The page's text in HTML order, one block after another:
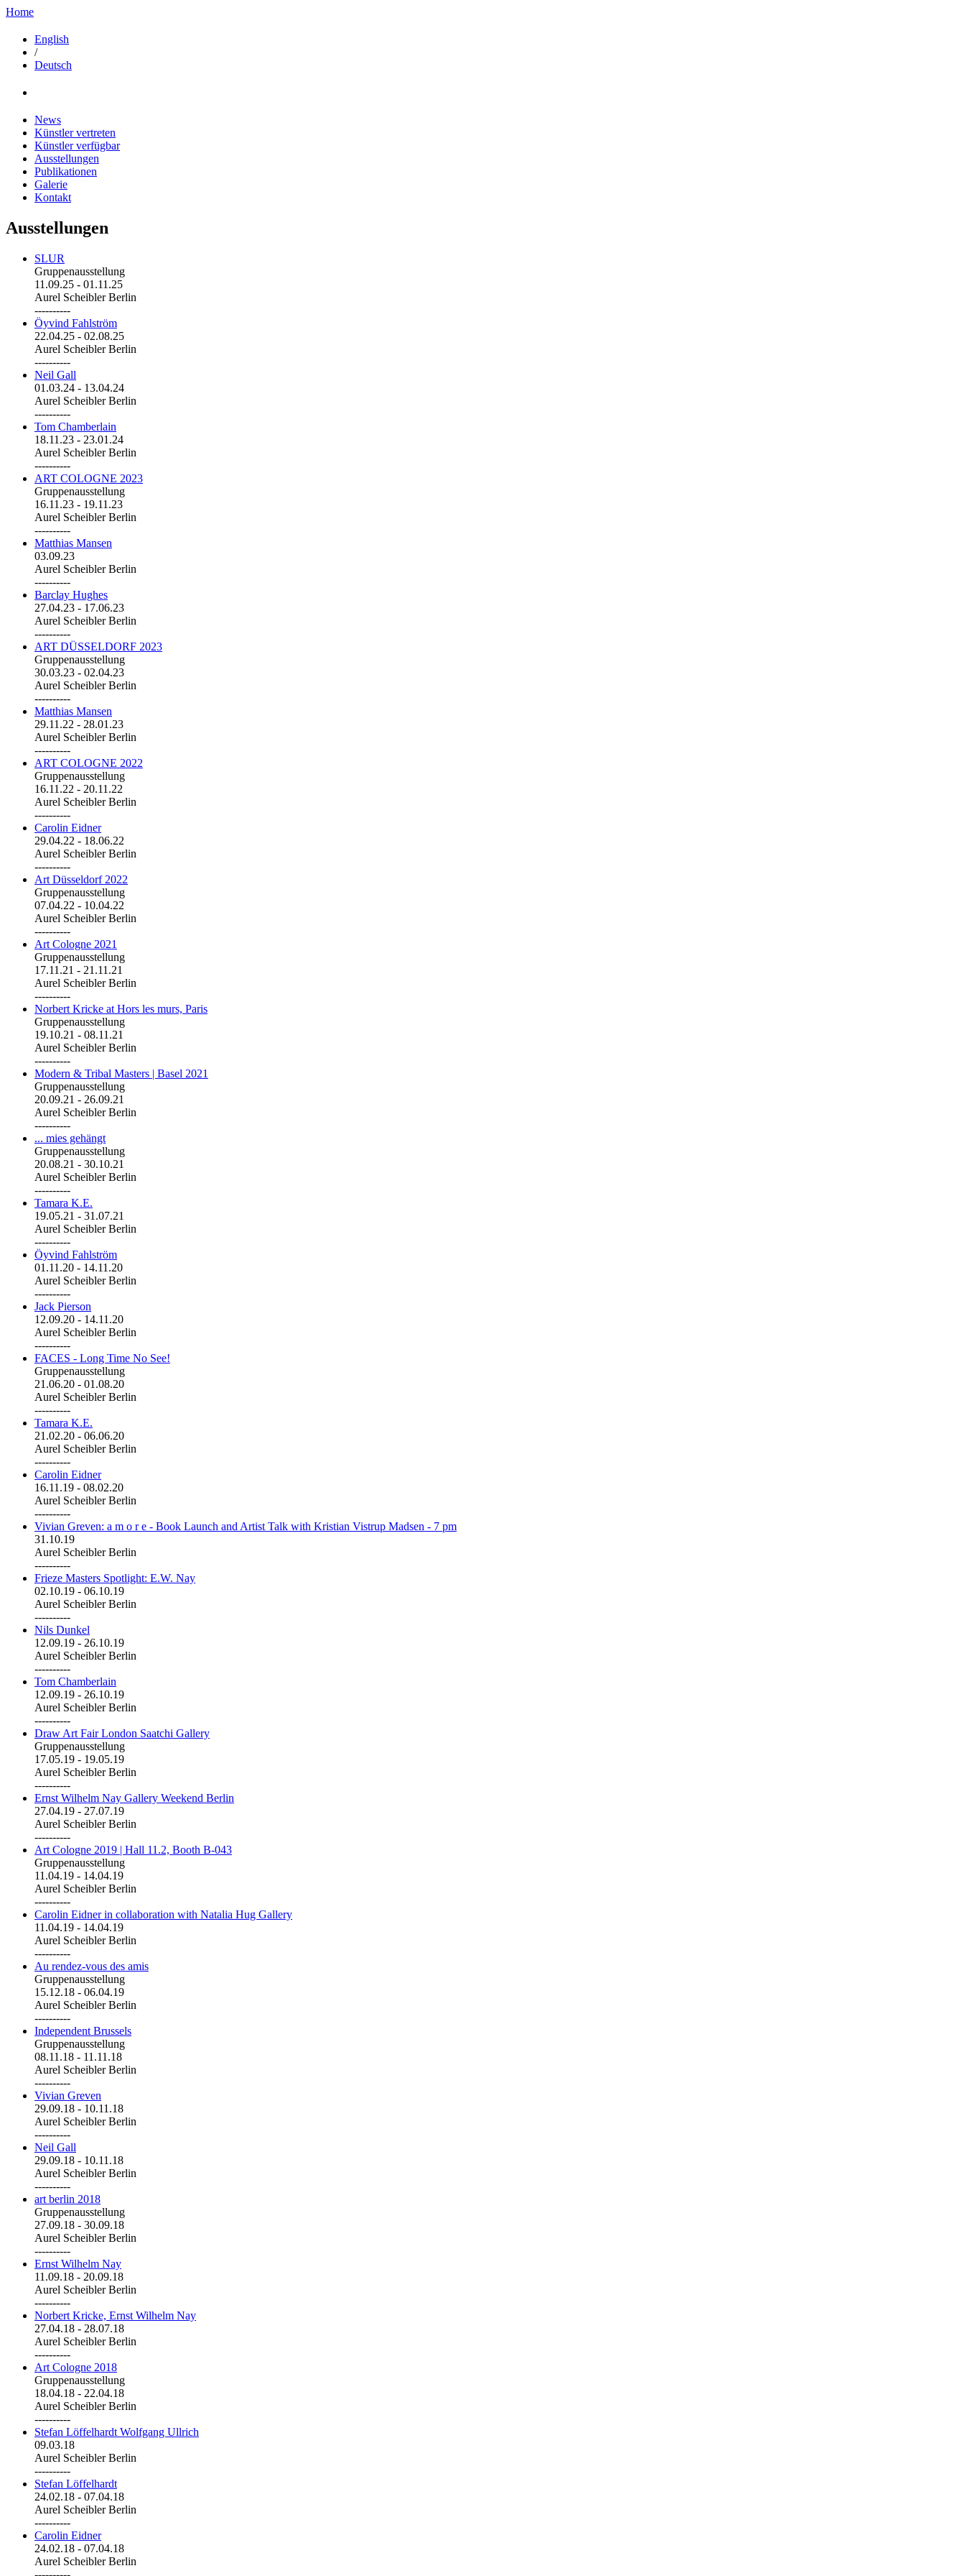
Home
English
/
Deutsch
News
Künstler vertreten
Künstler verfügbar
Ausstellungen
Publikationen
Galerie
Kontakt
Ausstellungen
SLUR
Gruppenausstellung
11.09.25 - 01.11.25
Aurel Scheibler Berlin
----------
Öyvind Fahlström
22.04.25 - 02.08.25
Aurel Scheibler Berlin
----------
Neil Gall
01.03.24 - 13.04.24
Aurel Scheibler Berlin
----------
Tom Chamberlain
18.11.23 - 23.01.24
Aurel Scheibler Berlin
----------
ART COLOGNE 2023
Gruppenausstellung
16.11.23 - 19.11.23
Aurel Scheibler Berlin
----------
Matthias Mansen
03.09.23
Aurel Scheibler Berlin
----------
Barclay Hughes
27.04.23 - 17.06.23
Aurel Scheibler Berlin
----------
ART DÜSSELDORF 2023
Gruppenausstellung
30.03.23 - 02.04.23
Aurel Scheibler Berlin
----------
Matthias Mansen
29.11.22 - 28.01.23
Aurel Scheibler Berlin
----------
ART COLOGNE 2022
Gruppenausstellung
16.11.22 - 20.11.22
Aurel Scheibler Berlin
----------
Carolin Eidner
29.04.22 - 18.06.22
Aurel Scheibler Berlin
----------
Art Düsseldorf 2022
Gruppenausstellung
07.04.22 - 10.04.22
Aurel Scheibler Berlin
----------
Art Cologne 2021
Gruppenausstellung
17.11.21 - 21.11.21
Aurel Scheibler Berlin
----------
Norbert Kricke at Hors les murs, Paris
Gruppenausstellung
19.10.21 - 08.11.21
Aurel Scheibler Berlin
----------
Modern & Tribal Masters | Basel 2021
Gruppenausstellung
20.09.21 - 26.09.21
Aurel Scheibler Berlin
----------
... mies gehängt
Gruppenausstellung
20.08.21 - 30.10.21
Aurel Scheibler Berlin
----------
Tamara K.E.
19.05.21 - 31.07.21
Aurel Scheibler Berlin
----------
Öyvind Fahlström
01.11.20 - 14.11.20
Aurel Scheibler Berlin
----------
Jack Pierson
12.09.20 - 14.11.20
Aurel Scheibler Berlin
----------
FACES - Long Time No See!
Gruppenausstellung
21.06.20 - 01.08.20
Aurel Scheibler Berlin
----------
Tamara K.E.
21.02.20 - 06.06.20
Aurel Scheibler Berlin
----------
Carolin Eidner
16.11.19 - 08.02.20
Aurel Scheibler Berlin
----------
Vivian Greven: a m o r e - Book Launch and Artist Talk with Kristian Vistrup Madsen - 7 pm
31.10.19
Aurel Scheibler Berlin
----------
Frieze Masters Spotlight: E.W. Nay
02.10.19 - 06.10.19
Aurel Scheibler Berlin
----------
Nils Dunkel
12.09.19 - 26.10.19
Aurel Scheibler Berlin
----------
Tom Chamberlain
12.09.19 - 26.10.19
Aurel Scheibler Berlin
----------
Draw Art Fair London Saatchi Gallery
Gruppenausstellung
17.05.19 - 19.05.19
Aurel Scheibler Berlin
----------
Ernst Wilhelm Nay Gallery Weekend Berlin
27.04.19 - 27.07.19
Aurel Scheibler Berlin
----------
Art Cologne 2019 | Hall 11.2, Booth B-043
Gruppenausstellung
11.04.19 - 14.04.19
Aurel Scheibler Berlin
----------
Carolin Eidner in collaboration with Natalia Hug Gallery
11.04.19 - 14.04.19
Aurel Scheibler Berlin
----------
Au rendez-vous des amis
Gruppenausstellung
15.12.18 - 06.04.19
Aurel Scheibler Berlin
----------
Independent Brussels
Gruppenausstellung
08.11.18 - 11.11.18
Aurel Scheibler Berlin
----------
Vivian Greven
29.09.18 - 10.11.18
Aurel Scheibler Berlin
----------
Neil Gall
29.09.18 - 10.11.18
Aurel Scheibler Berlin
----------
art berlin 2018
Gruppenausstellung
27.09.18 - 30.09.18
Aurel Scheibler Berlin
----------
Ernst Wilhelm Nay
11.09.18 - 20.09.18
Aurel Scheibler Berlin
----------
Norbert Kricke, Ernst Wilhelm Nay
27.04.18 - 28.07.18
Aurel Scheibler Berlin
----------
Art Cologne 2018
Gruppenausstellung
18.04.18 - 22.04.18
Aurel Scheibler Berlin
----------
Stefan Löffelhardt Wolfgang Ullrich
09.03.18
Aurel Scheibler Berlin
----------
Stefan Löffelhardt
24.02.18 - 07.04.18
Aurel Scheibler Berlin
----------
Carolin Eidner
24.02.18 - 07.04.18
Aurel Scheibler Berlin